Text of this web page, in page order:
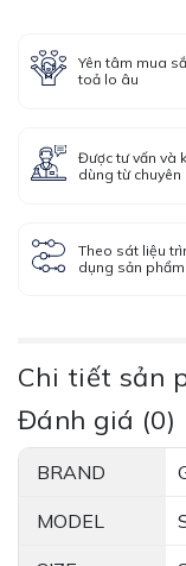
Yên tâm mua
toả lo âu
Được tư vấn và
dùng từ chuyên
Theo sát liệu
dụng sản phẩm
Chi tiết sản
Đánh giá (0)
BRAND
MODEL